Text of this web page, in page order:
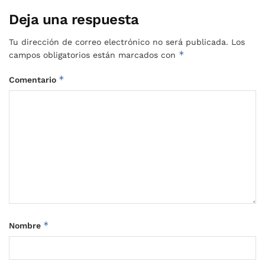
Deja una respuesta
Tu dirección de correo electrónico no será publicada. Los
campos obligatorios están marcados con *
Comentario *
Nombre *